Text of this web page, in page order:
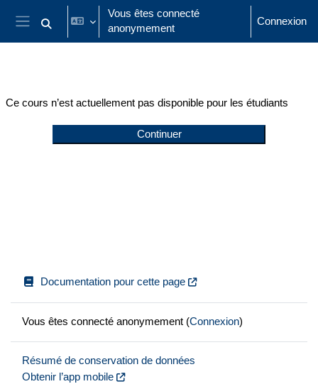
Passer au contenu principal
Panneau latéral
Activer/désactiver la saisie de recherche
Vous êtes connecté
anonymement
Connexion
Ce cours n’est actuellement pas disponible pour les étudiants
Continuer
Documentation pour cette page
Vous êtes connecté anonymement (Connexion)
Résumé de conservation de données
Obtenir l’app mobile